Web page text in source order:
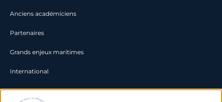
Anciens académiciens
Partenaires
Grands enjeux maritimes
International
Documentation